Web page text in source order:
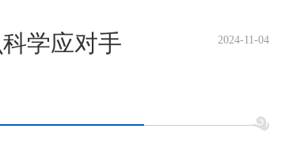
学应对手
2024-11-04